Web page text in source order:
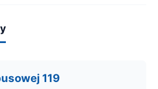
119